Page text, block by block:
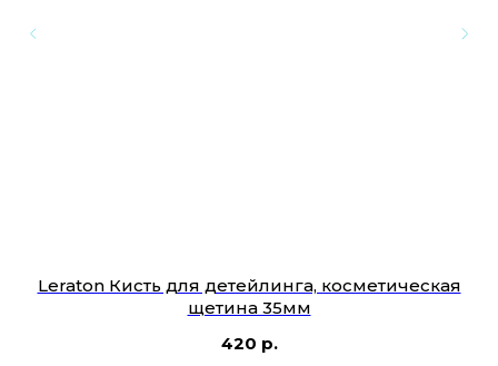
Leraton Кисть для детейлинга, косметическая
щетина 35мм
420 р.